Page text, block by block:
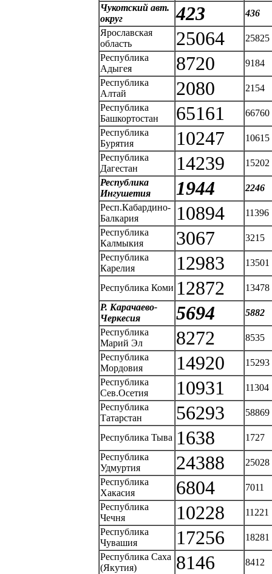
Чукотский авт.
округ
423
436
Ярославская
область
25064
25825
Республика
Адыгея
8720
9184
Республика
Алтай
2080
2154
Республика
Башкортостан
65161
66760
Республика
Бурятия
10247
10615
Республика
Дагестан
14239
15202
Республика
Ингушетия
1944
2246
Респ.Кабардино-
Балкария
10894
11396
Республика
Калмыкия
3067
3215
Республика
Карелия
12983 13501
Республика Коми 12872
13478
Р. Карачаево-
Черкесия
5694
5882
Республика
Марий Эл
8272
8535
Республика
Мордовия
14920
15293
Республика
Сев.Осетия
10931
11304
Республика
Татарстан
56293 58869
Республика Тыва 1638
1727
Республика
Удмуртия
24388
25028
Республика
Хакасия
6804
7011
Республика
Чечня
10228
11221
Республика
Чувашия
17256
18281
Республика Саха
(Якутия)
8146 8412